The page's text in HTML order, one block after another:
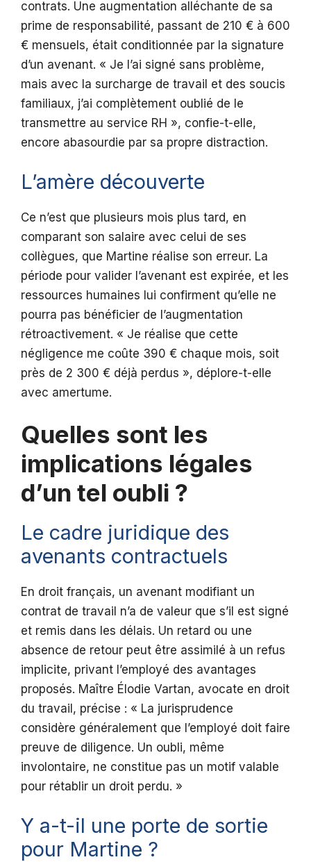
contrats. Une augmentation alléchante de sa
prime de responsabilité, passant de 210 € à 600
€ mensuels, était conditionnée par la signature
d’un avenant. « Je l’ai signé sans problème,
mais avec la surcharge de travail et des soucis
familiaux, j’ai complètement oublié de le
transmettre au service RH », confie-t-elle,
encore abasourdie par sa propre distraction.
L’amère découverte
Ce n’est que plusieurs mois plus tard, en
comparant son salaire avec celui de ses
collègues, que Martine réalise son erreur. La
période pour valider l’avenant est expirée, et les
ressources humaines lui confirment qu’elle ne
pourra pas bénéficier de l’augmentation
rétroactivement. « Je réalise que cette
négligence me coûte 390 € chaque mois, soit
près de 2 300 € déjà perdus », déplore-t-elle
avec amertume.
Quelles sont les
implications légales
d’un tel oubli ?
Le cadre juridique des
avenants contractuels
En droit français, un avenant modifiant un
contrat de travail n’a de valeur que s’il est signé
et remis dans les délais. Un retard ou une
absence de retour peut être assimilé à un refus
implicite, privant l’employé des avantages
proposés. Maître Élodie Vartan, avocate en droit
du travail, précise : « La jurisprudence
considère généralement que l’employé doit faire
preuve de diligence. Un oubli, même
involontaire, ne constitue pas un motif valable
pour rétablir un droit perdu. »
Y a-t-il une porte de sortie
pour Martine ?